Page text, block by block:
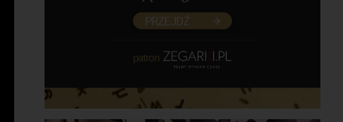
PRZEJDŹ
patron